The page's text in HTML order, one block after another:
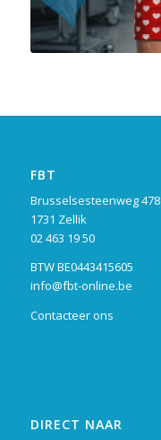
FBT
Brusselsesteenweg 478
1731 Zellik
02 463 19 50
BTW BE0443415605
info@fbt-online.be
Contacteer ons
DIRECT NAAR